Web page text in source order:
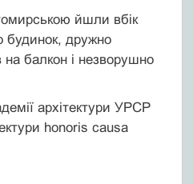
йшли вбік
будинок, дружно
балкон і незворушно
архітектури УРСР
honoris causa